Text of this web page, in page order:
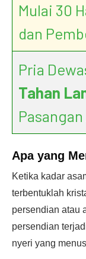
Mulai 30
dan
Pria
Tahan
Apa yang
Ketika kadar
terbentuklah
persendian atau
persendian
nyeri yang